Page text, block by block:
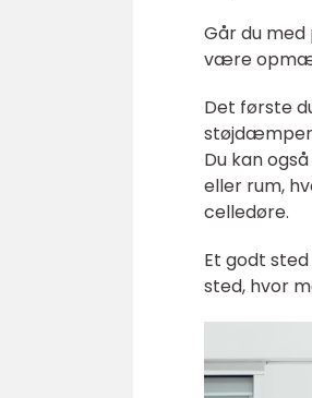
Går du
være
Det første
Du kan
eller rum,
celledøre.
Et godt
sted, hvor